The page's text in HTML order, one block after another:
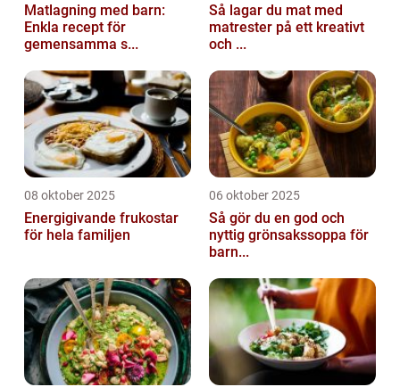
Matlagning med barn:
Enkla recept för
gemensamma s...
Så lagar du mat med
matrester på ett kreativt
och ...
08 oktober 2025
Energigivande frukostar
för hela familjen
06 oktober 2025
Så gör du en god och
nyttig grönsakssoppa för
barn...